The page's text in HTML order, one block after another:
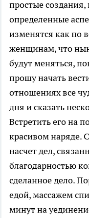
простые
определенные
изменятся как по
женщинам, что
будут меняться,
прошу начать
отношениях все
дня и сказать
Встретить его на
красивом наряде.
насчет дел,
благодарностью
сделанное дело.
едой, массажем
минут на